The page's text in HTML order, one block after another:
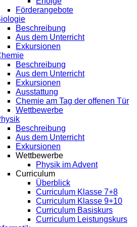
Förderangebote
Beschreibung
Aus dem Unterricht
Exkursionen
Beschreibung
Aus dem Unterricht
Exkursionen
Ausstattung
Chemie am Tag der offenen Tür
Wettbewerbe
Beschreibung
Aus dem Unterricht
Exkursionen
Wettbewerbe
Physik im Advent
Curriculum
Überblick
Curriculum Klasse 7+8
Curriculum Klasse 9+10
Curriculum Basiskurs
Curriculum Leistungskurs